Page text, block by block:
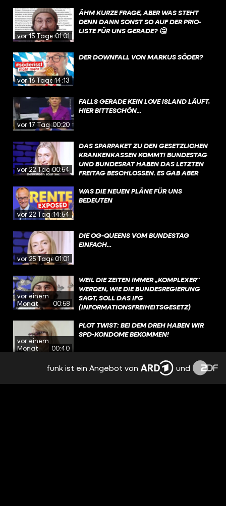
vor 15 Tagen01:01
ÄHM KURZE FRAGE, ABER WAS STEHT
DENN DANN SONST SO AUF DER PRIO-
LISTE FÜR UNS GERADE? 🤔
vor 16 Tagen14:13
DER DOWNFALL VON MARKUS SÖDER?
vor 17 Tagen00:20
FALLS GERADE KEIN LOVE ISLAND LÄUFT,
HIER BITTESCHÖN...
vor 22 Tagen00:54
DAS SPARPAKET ZU DEN GESETZLICHEN
KRANKENKASSEN KOMMT! BUNDESTAG
UND BUNDESRAT HABEN DAS LETZTEN
FREITAG BESCHLOSSEN. ES GAB ABER
ÄNDERUNGEN BEI DER PSYCHOTHERAPIE
WURDEN SCHARF KRITISIERT. DIE
DAS GESETZ EIN BISSCHEN LOCKERN
SOLLEN – IM FOKUS STEHEN DA AUCH
vor 22 Tagen14:54
WAS DIE NEUEN PLÄNE FÜR UNS
BEDEUTEN
vor 25 Tagen01:01
DIE OG-QUEENS VOM BUNDESTAG
EINFACH...
vor einem
Monat
00:58
WEIL DIE ZEITEN IMMER „KOMPLEXER“
WERDEN, WIE DIE BUNDESREGIERUNG
SAGT, SOLL DAS IFG
(INFORMATIONSFREIHEITSGESETZ)
BEREICHE „KRITISCHE INFRASTRUKTUR,
SPIONAGEABWEHR,
WISSENSCHAFTLICHEN FORSCHUNG“
SOLL SO MEHR GESCHÜTZT WERDEN.
vor einem
Monat
00:40
PLOT TWIST: BEI DEM DREH HABEN WIR
SPD-KONDOME BEKOMMEN!
vor einem
BALD LEGALES KOKS?
funk ist ein Angebot von und